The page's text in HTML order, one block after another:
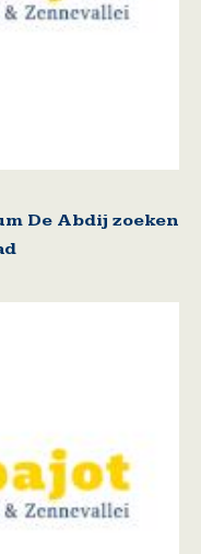
De Abdij zoeken